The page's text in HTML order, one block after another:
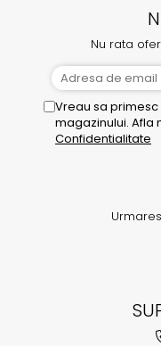
Nu rata
Vreau sa
magazinului. Afla
Confidentialitate